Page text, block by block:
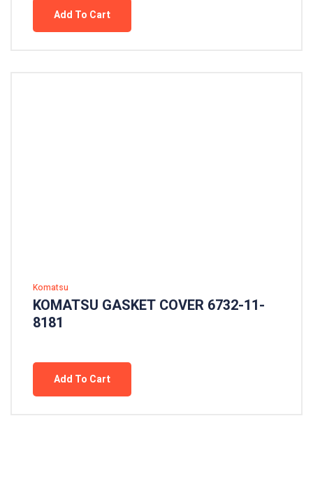
Add To Cart
Komatsu
KOMATSU GASKET COVER 6732-11-
8181
Add To Cart